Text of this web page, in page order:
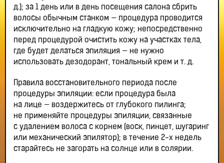
д.); за 1 день или в день посещения салона сбрить
волосы обычным станком — процедура проводится
исключительно на гладкую кожу; непосредственно
перед процедурой очистить кожу на участках тела,
где будет делаться эпиляция — не нужно
использовать дезодорант, тональный крем и т. д.
Правила восстановительного периода после
процедуры эпиляции: если процедура была
на лице — воздержитесь от глубокого пилинга;
не применяйте процедуры эпиляции, связанные
с удалением волоса с корнем (воск, пинцет, шугаринг
или механический эпилятор); в течение 2-х недель
старайтесь не загорать на солнце или в солярии.